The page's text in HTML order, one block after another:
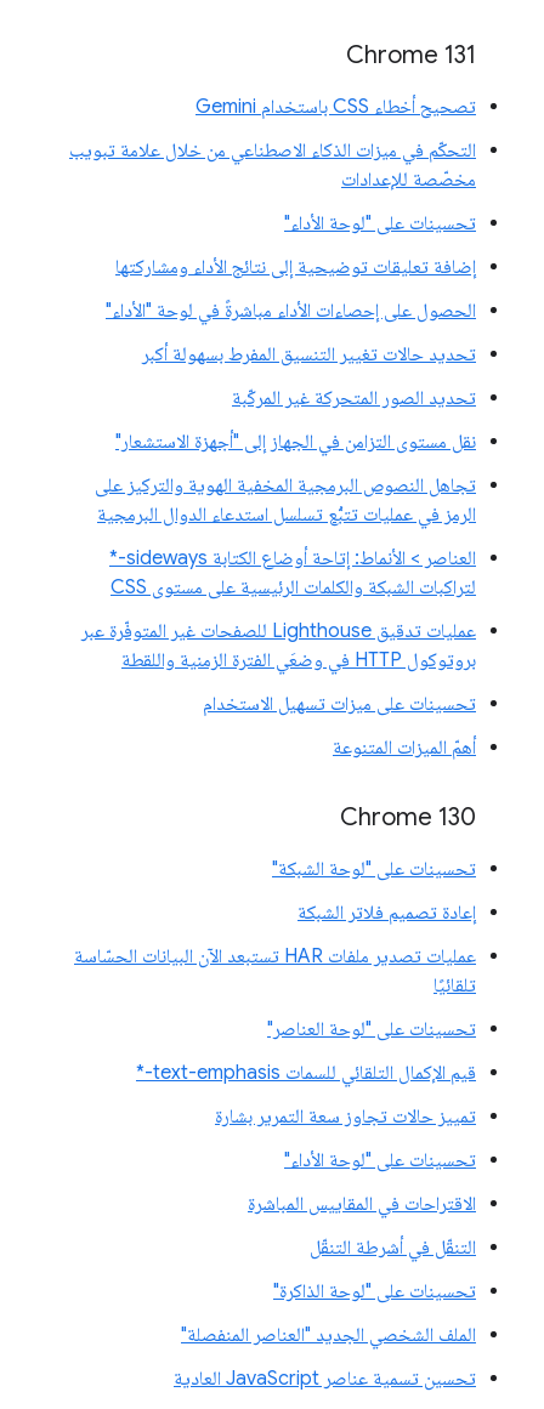
Chrome 131
تصحيح أخطاء CSS باستخدام Gemini
التحكّم في ميزات الذكاء الاصطناعي من خلال علامة تبويب
مخصّصة للإعدادات
تحسينات على "لوحة الأداء"
إضافة تعليقات توضيحية إلى نتائج الأداء ومشاركتها
الحصول على إحصاءات الأداء مباشرةً في لوحة "الأداء"
تحديد حالات تغيير التنسيق المفرط بسهولة أكبر
تحديد الصور المتحركة غير المركّبة
نقل مستوى التزامن في الجهاز إلى "أجهزة الاستشعار"
تجاهل النصوص البرمجية المخفية الهوية والتركيز على
الرمز في عمليات تتبُّع تسلسل استدعاء الدوال البرمجية
العناصر > الأنماط: إتاحة أوضاع الكتابة sideways-*
لتراكبات الشبكة والكلمات الرئيسية على مستوى CSS
عمليات تدقيق Lighthouse للصفحات غير المتوفّرة عبر
بروتوكول HTTP في وضعَي الفترة الزمنية واللقطة
تحسينات على ميزات تسهيل الاستخدام
أهمّ الميزات المتنوعة
Chrome 130
تحسينات على "لوحة الشبكة"
إعادة تصميم فلاتر الشبكة
عمليات تصدير ملفات HAR تستبعد الآن البيانات الحسّاسة
تلقائيًا
تحسينات على "لوحة العناصر"
قيم الإكمال التلقائي للسمات text-emphasis-*
تمييز حالات تجاوز سعة التمرير بشارة
تحسينات على "لوحة الأداء"
الاقتراحات في المقاييس المباشرة
التنقّل في أشرطة التنقّل
تحسينات على "لوحة الذاكرة"
الملف الشخصي الجديد "العناصر المنفصلة"
تحسين تسمية عناصر JavaScript العادية